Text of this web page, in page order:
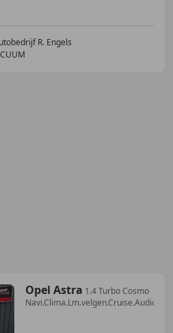
R. Engels
Opel Astra 1.4 Turbo Cosmo
Navi.Clima.Lm.velgen.Cruise.Audio